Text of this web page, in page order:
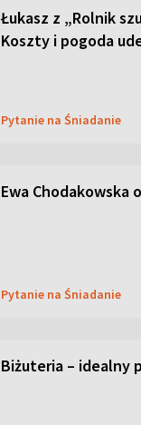
Łukasz z „Rolnik
Koszty i pogoda
Pytanie na Śniadanie
Ewa Chodakowska
Pytanie na Śniadanie
Biżuteria – idealny